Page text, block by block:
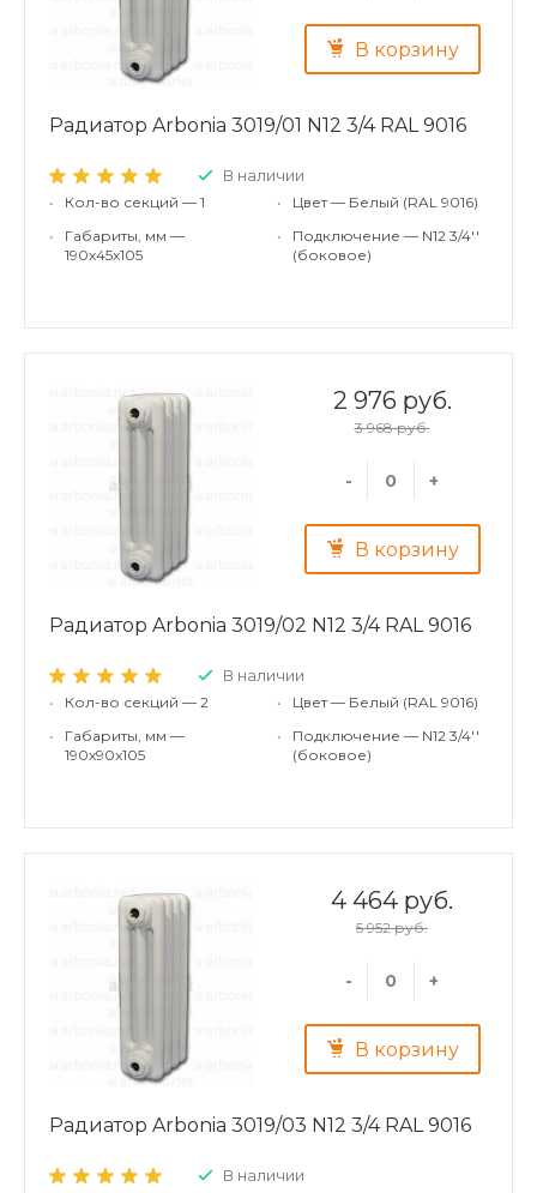
В корзину
Радиатор Arbonia 3019/01 N12 3/4 RAL 9016
В наличии
•
Кол-во секций — 1
•
Габариты, мм —
190x45x105
•
Цвет — Белый (RAL 9016)
•
Подключение — N12 3/4''
(боковое)
2 976 руб.
3 968 руб.
- +
В корзину
Радиатор Arbonia 3019/02 N12 3/4 RAL 9016
В наличии
•
Кол-во секций — 2
•
Габариты, мм —
190x90x105
•
Цвет — Белый (RAL 9016)
•
Подключение — N12 3/4''
(боковое)
4 464 руб.
5 952 руб.
- +
В корзину
Радиатор Arbonia 3019/03 N12 3/4 RAL 9016
В наличии